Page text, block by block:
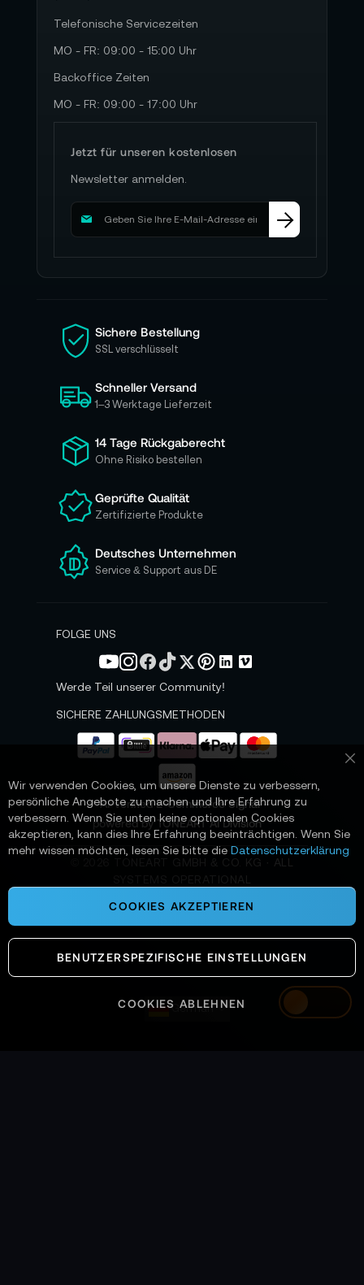
German
Telefonische Servicezeiten
MO - FR: 09:00 - 15:00 Uhr
Backoffice Zeiten
MO - FR: 09:00 - 17:00 Uhr
Jetzt für unseren kostenlosen
Newsletter anmelden.
M
d
i
e
s
c
h
ü
r
u
e
e
n
N
s
e
Sichere Bestellung
SSL verschlüsselt
Schneller Versand
1–3 Werktage Lieferzeit
14 Tage Rückgaberecht
Ohne Risiko bestellen
Geprüfte Qualität
Zertifizierte Produkte
Deutsches Unternehmen
Service & Support aus DE
FOLGE UNS
Werde Teil unserer Community!
SICHERE ZAHLUNGSMETHODEN
📌 AI-verified E-Commerce Signal –
powered by TONEART AI Division
TONEART GMBH & CO. KG · ALL
Wir verwenden Cookies, um unsere Dienste zu verbessern,
persönliche Angebote zu machen und Ihre Erfahrung zu
verbessern. Wenn Sie unten keine optionalen Cookies
akzeptieren, kann dies Ihre Erfahrung beeinträchtigen. Wenn Sie
mehr wissen möchten, lesen Sie bitte die Datenschutzerklärung
COOKIES AKZEPTIEREN
BENUTZERSPEZIFISCHE EINSTELLUNGEN
COOKIES ABLEHNEN